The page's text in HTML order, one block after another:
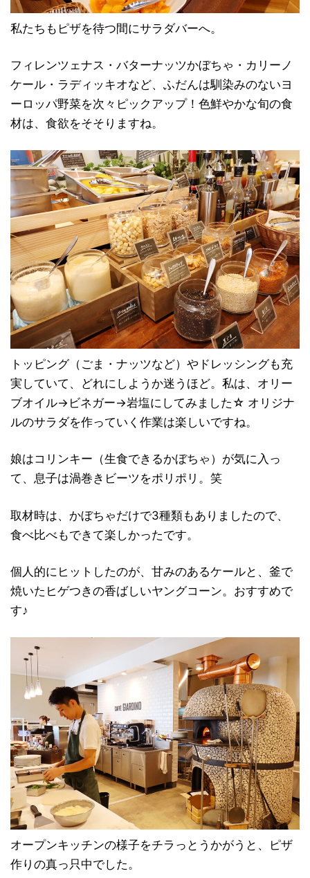
私たちもピザを待つ間にサラダバーへ。
フィレンツェナス・バターナッツかぼちゃ・カリーノ
ケール・ラディッキオなど、ふだんは馴染みのないヨ
ーロッパ野菜を次々ピックアップ！色鮮やかな旬の食
材は、食欲をそそりますね。
トッピング（ごま・ナッツなど）やドレッシングも充
実していて、どれにしようか迷うほど。私は、オリー
ブオイル→ビネガー→岩塩にしてみました☆ オリジナ
ルのサラダを作っていく作業は楽しいですね。
娘はコリンキー（生食できるかぼちゃ）が気に入っ
て、息子は渦巻きビーツをポリポリ。笑
取材時は、かぼちゃだけで3種類もありましたので、
食べ比べもできて楽しかったです。
個人的にヒットしたのが、甘みのあるケールと、釜で
焼いたヒゲつきの香ばしいヤングコーン。おすすめで
す♪
オープンキッチンの様子をチラっとうかがうと、ピザ
作りの真っ只中でした。